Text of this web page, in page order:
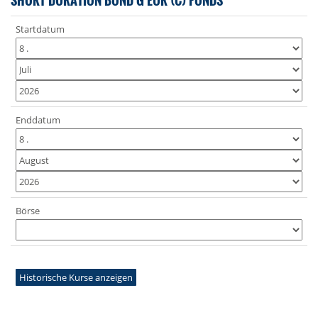
Startdatum
Enddatum
Börse
Historische Kurse anzeigen